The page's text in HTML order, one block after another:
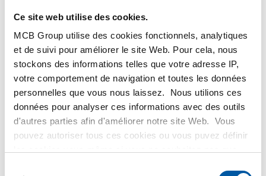
Ce site web utilise des cookies.
MCB Group utilise des cookies fonctionnels, analytiques
et de suivi pour améliorer le site Web. Pour cela, nous
stockons des informations telles que votre adresse IP,
votre comportement de navigation et toutes les données
personnelles que vous nous laissez. Nous utilions ces
données pour analyser ces informations avec des outils
d'autres parties afin d'améliorer notre site Web. Vous
pouvez autoriser tous ces cookies ou vous puvez définir
téléphoner. Et c'est généralement correcte, donc pour
nous c'est la solution..”
Bart van Middendorp, Middendorp Metaal
Mon MCB
Voulez-vous aussi suivre vos livraison online? Rendez-vous
vite sur’Mes livraisons’sous votre « Mon MCB » personnel.